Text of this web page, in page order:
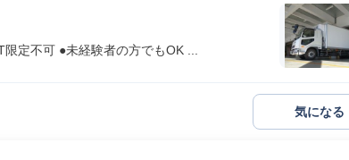
定不可 ●未経験者の方でもOK ...
気になる